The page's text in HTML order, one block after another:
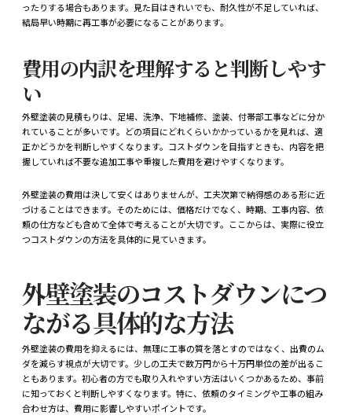
ったりする場合もあります。見た目はきれいでも、耐久性が不足していれば、
結局早い時期に再工事が必要になることがあります。
費用の内訳を理解すると判断しやす
い
外壁塗装の見積もりは、足場、洗浄、下地補修、塗装、付帯部工事などに分か
れていることが多いです。どの項目にどれくらいかかっているかを見れば、適
正かどうかを判断しやすくなります。コストダウンを目指すときも、内容を把
握していれば不要な追加工事や重複した費用を避けやすくなります。
外壁塗装の費用は決して安くはありませんが、工夫次第で納得感のある形に近
づけることはできます。そのためには、価格だけでなく、時期、工事内容、依
頼の仕方なども含めて全体で考えることが大切です。ここからは、実際に役立
つコストダウンの方法を具体的に見ていきます。
外壁塗装のコストダウンにつ
ながる具体的な方法
外壁塗装の費用を抑えるには、無理に工事の質を落とすのではなく、出費のム
ダを減らす視点が大切です。少しの工夫で数万円から十万円単位の差が出るこ
ともあります。初心者の方でも取り入れやすい方法はいくつかあるため、事前
に知っておくと判断しやすくなります。特に、依頼のタイミングや工事の組み
合わせ方は、費用に影響しやすいポイントです。